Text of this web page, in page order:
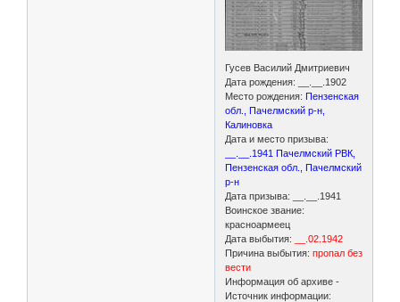
Гусев Василий Дмитриевич
Дата рождения: __.__.1902
Место рождения:Пензенская
обл., Пачелмский р-н,
Калиновка
Дата и место призыва:
__.__.1941 Пачелмский РВК,
Пензенская обл., Пачелмский
р-н
Дата призыва: __.__.1941
Воинское звание:
красноармеец
Дата выбытия:
__.02.1942
Причина выбытия:пропал без
вести
Информация об архиве -
Источник информации: